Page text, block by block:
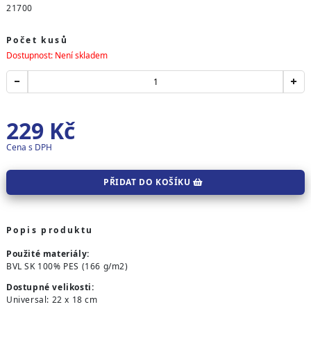
21700
Počet kusů
Dostupnost: Není skladem
PŘIDAT DO KOŠÍKU
229 Kč
Cena s DPH
Popis produktu
Použité materiály:
BVL SK 100% PES (166 g/m2)
Dostupné velikosti:
Universal: 22 x 18 cm